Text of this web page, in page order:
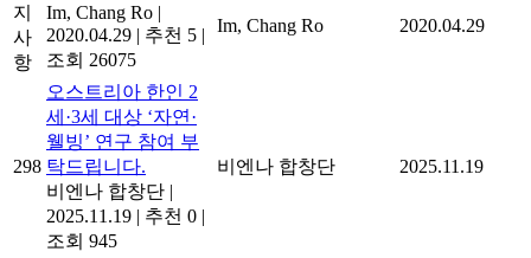
지
사
항
Im, Chang Ro |
2020.04.29 | 추천 5 |
조회 26075
Im, Chang Ro 2020.04.29
298
오스트리아 한인 2
세·3세 대상 ‘자연·
웰빙’ 연구 참여 부
탁드립니다.
비엔나 합창단 |
2025.11.19 | 추천 0 |
조회 945
비엔나 합창단 2025.11.19